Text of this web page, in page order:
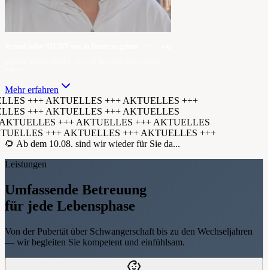
Mehr erfahren
+++ AKTUELLES +++ AKTUELLES +++
+++ AKTUELLES +++ AKTUELLES
+++ AKTUELLES +++ AKTUELLES
+++ AKTUELLES +++ AKTUELLES +++
🌻 Ab dem 10.08. sind wir wieder für Sie da...
Leistungen
Umfassende Betreuung
für jede Lebensphase
Von der Pubertät über Schwangerschaft bis zu den Wechseljahren
— wir begleiten Sie kompetent und einfühlsam.